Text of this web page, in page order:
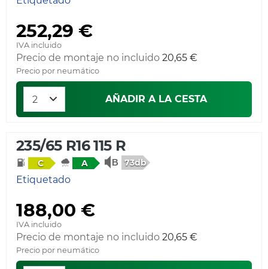
252,29 €
IVA incluido
Precio de montaje no incluido 20,65 €
Precio por neumático
AÑADIR A LA CESTA
235/65 R16 115 R
C A 73db
Etiquetado
188,00 €
IVA incluido
Precio de montaje no incluido 20,65 €
Precio por neumático